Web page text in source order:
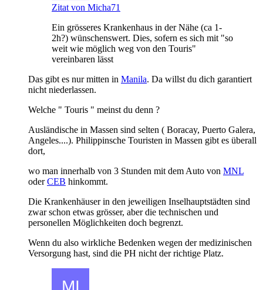
Zitat von Micha71
Ein grösseres Krankenhaus in der Nähe (ca 1-
2h?) wünschenswert. Dies, sofern es sich mit "so
weit wie möglich weg von den Touris"
vereinbaren lässt
Das gibt es nur mitten in Manila. Da willst du dich garantiert
nicht niederlassen.
Welche " Touris " meinst du denn ?
Ausländische in Massen sind selten ( Boracay, Puerto Galera,
Angeles....). Philippinsche Touristen in Massen gibt es überall
dort,
wo man innerhalb von 3 Stunden mit dem Auto von MNL
oderCEB hinkommt.
Die Krankenhäuser in den jeweiligen Inselhauptstädten sind
zwar schon etwas grösser, aber die technischen und
personellen Möglichkeiten doch begrenzt.
Wenn du also wirkliche Bedenken wegen der medizinischen
Versorgung hast, sind die PH nicht der richtige Platz.